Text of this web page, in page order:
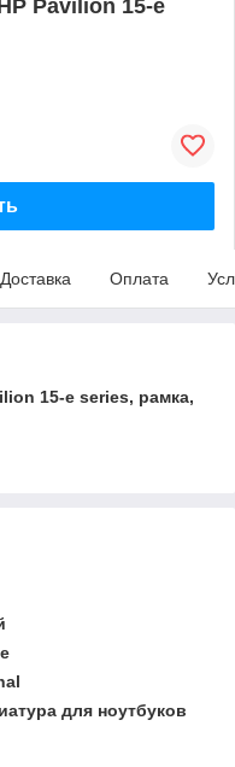
Pavilion 15-e
Доставка Оплата
15-e series, рамка,
для ноутбуков